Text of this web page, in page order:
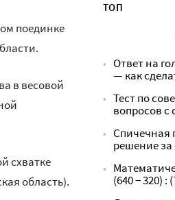
поединке
в весовой
схватке
область).
ТОП
Ответ на
— как
Тест по
вопросов с
Спичечная
решение
(640 − 320) :